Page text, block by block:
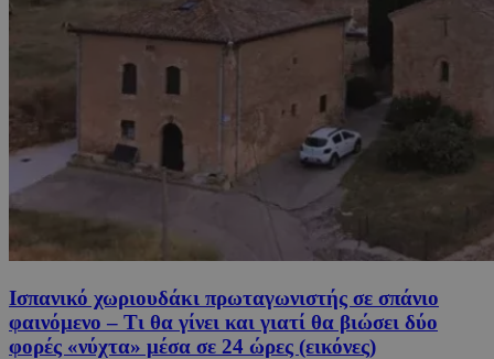
Ισπανικό χωριουδάκι πρωταγωνιστής σε σπάνιο
φαινόμενο – Τι θα γίνει και γιατί θα βιώσει δύο
φορές «νύχτα» μέσα σε 24 ώρες (εικόνες)